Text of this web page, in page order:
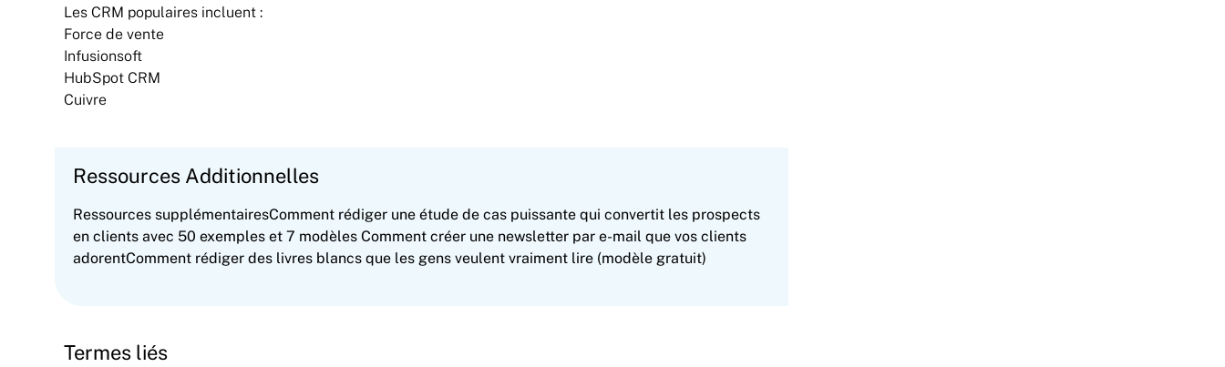
Les CRM populaires incluent :
Force de vente
Infusionsoft
HubSpot CRM
Cuivre
Ressources Additionnelles
Ressources supplémentairesComment rédiger une étude de cas puissante qui convertit les prospects
en clients avec 50 exemples et 7 modèles Comment créer une newsletter par e-mail que vos clients
adorentComment rédiger des livres blancs que les gens veulent vraiment lire (modèle gratuit)
Termes liés